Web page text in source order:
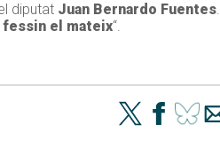
diputat Juan Bernardo Fuentes
fessin el mateix“.